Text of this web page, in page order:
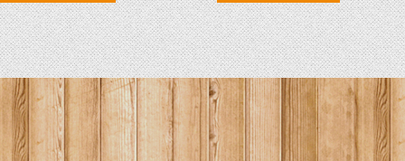
HOBIE KAJAKS
ELEKTROMOTORE